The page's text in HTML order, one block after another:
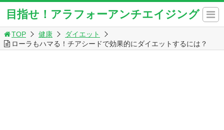
目指せ！アラフォーアンチエイジング
TOP 健康
ダイエット
ローラもハマる！チアシードで効果的にダイエットするには？